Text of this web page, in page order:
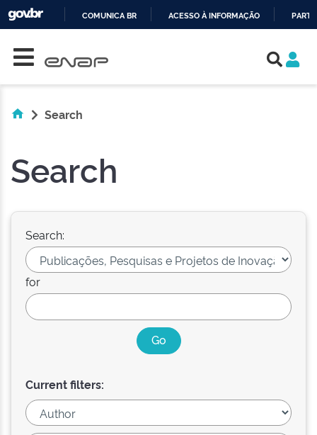
COMUNICA BR ACESSO À INFORMAÇÃO
Search
Search
Search:
for
Current filters: